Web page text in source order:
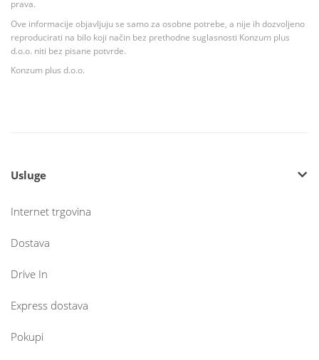
prava.
Ove informacije objavljuju se samo za osobne potrebe, a nije ih dozvoljeno
reproducirati na bilo koji način bez prethodne suglasnosti Konzum plus
d.o.o. niti bez pisane potvrde.
Konzum plus d.o.o.
Usluge
Internet trgovina
Dostava
Drive In
Express dostava
Pokupi